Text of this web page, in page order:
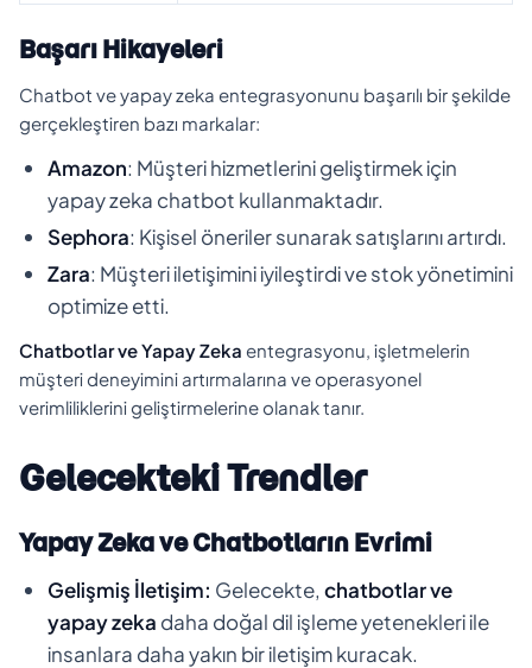
Başarı Hikayeleri
Chatbot ve yapay zeka entegrasyonunu başarılı bir şekilde
gerçekleştiren bazı markalar:
Amazon: Müşteri hizmetlerini geliştirmek için
yapay zeka chatbot kullanmaktadır.
Sephora: Kişisel öneriler sunarak satışlarını artırdı.
Zara: Müşteri iletişimini iyileştirdi ve stok yönetimini
optimize etti.
Chatbotlar ve Yapay Zeka entegrasyonu, işletmelerin
müşteri deneyimini artırmalarına ve operasyonel
verimliliklerini geliştirmelerine olanak tanır.
Gelecekteki Trendler
Yapay Zeka ve Chatbotların Evrimi
Gelişmiş İletişim: Gelecekte, chatbotlar ve
yapay zeka daha doğal dil işleme yetenekleri ile
insanlara daha yakın bir iletişim kuracak.